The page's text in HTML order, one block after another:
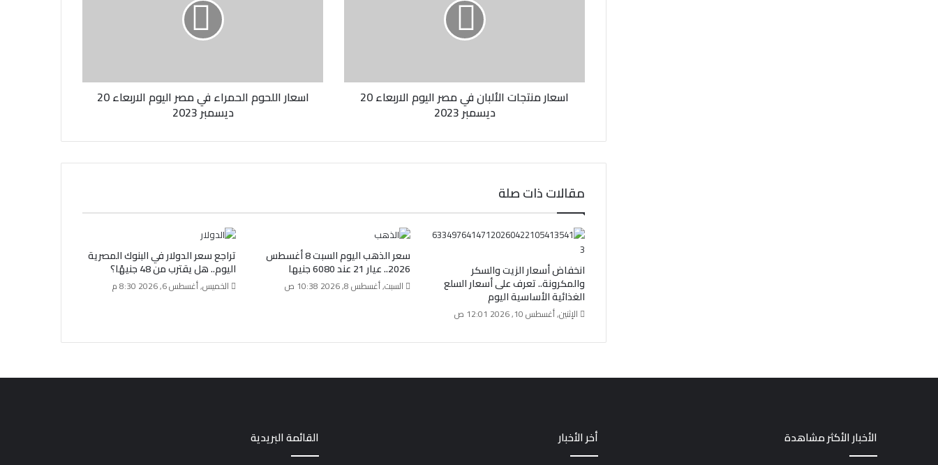
ن
اسعار منتجات الألبان في مصر اليوم الاربعاء 20
ديسمبر 2023
اسعار اللحوم الحمراء في مصر اليوم الاربعاء 20
ديسمبر 2023
مقالات ذات صلة
انخفاض أسعار الزيت والسكر
والمكرونة.. تعرف على أسعار السلع
الغذائية الأساسية اليوم
الإثنين, أغسطس 10, 2026 12:01 ص
سعر الذهب اليوم السبت 8 أغسطس
2026.. عيار 21 عند 6080 جنيها
السبت, أغسطس 8, 2026 10:38 ص
تراجع سعر الدولار في البنوك المصرية
اليوم.. هل يقترب من 48 جنيهًا؟
الخميس, أغسطس 6, 2026 8:30 م
الأخبار الأكثر مشاهدة أخر الأخبار
القائمة البريدية